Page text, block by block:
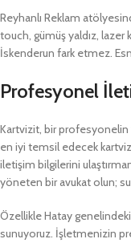
Reyhanlı Reklam
touch, gümüş yaldız,
İskenderun fark etmez.
Profesyonel
Kartvizit, bir profesyonelin
en iyi temsil edecek
iletişim bilgilerini
yöneten bir avukat olun;
Özellikle Hatay
sunuyoruz. İşletmenizin